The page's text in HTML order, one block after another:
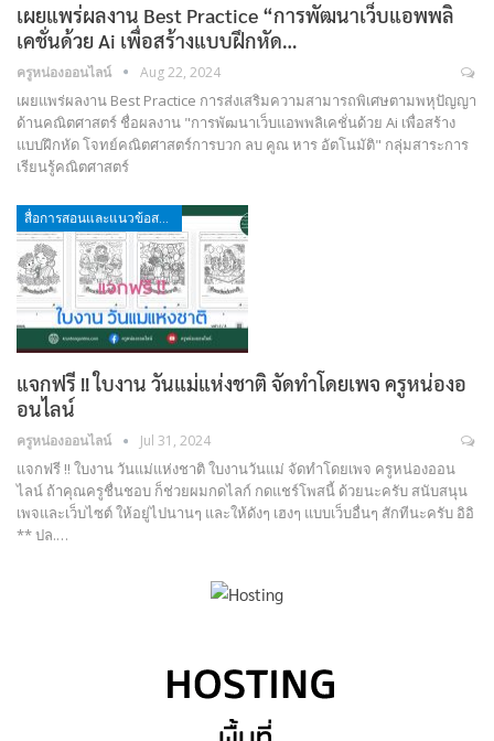
เผยแพร่ผลงาน Best Practice “การพัฒนาเว็บแอพพลิ
เคชั่นด้วย Ai เพื่อสร้างแบบฝึกหัด…
ครูหน่องออนไลน์ Aug 22, 2024
เผยแพร่ผลงาน Best Practice การส่งเสริมความสามารถพิเศษตามพหุปัญญา
ด้านคณิตศาสตร์ ชื่อผลงาน "การพัฒนาเว็บแอพพลิเคชั่นด้วย Ai เพื่อสร้าง
แบบฝึกหัด โจทย์คณิตศาสตร์การบวก ลบ คูณ หาร อัตโนมัติ" กลุ่มสาระการ
เรียนรู้คณิตศาสตร์
แจกฟรี !! ใบงาน วันแม่แห่งชาติ จัดทำโดยเพจ ครูหน่องอ
อนไลน์
ครูหน่องออนไลน์ Jul 31, 2024
แจกฟรี !! ใบงาน วันแม่แห่งชาติ ใบงานวันแม่ จัดทำโดยเพจ ครูหน่องออน
ไลน์ ถ้าคุณครูชื่นชอบ ก็ช่วยผมกดไลก์ กดแชร์โพสนี้ ด้วยนะครับ สนับสนุน
เพจและเว็บไซต์ ให้อยู่ไปนานๆ และให้ดังๆ เฮงๆ แบบเว็บอื่นๆ สักทีนะครับ อิอิ
** ปล.…